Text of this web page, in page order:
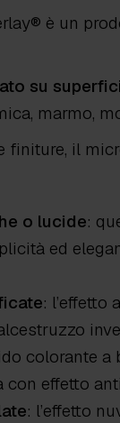
è un
su
marmo,
finiture, il
o lucide:
ed
:
colorante a
con effetto
: l’effetto